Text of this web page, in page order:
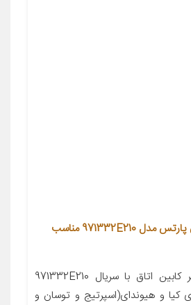
فیلتر کابین کیا جنیون پارتس مدل 971332E210 مناسب
معرفی محصول فیلتر کابین اتاق با سریال 971332E210
کیا و هیوندای(اسپرتیج و توسان و